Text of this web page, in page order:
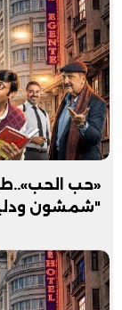
«حب
"شمشون